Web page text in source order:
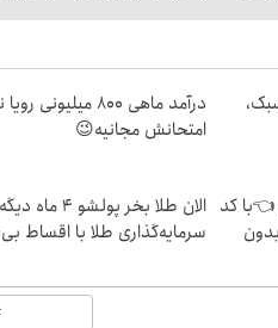
درآمد ماهی 800
امتحانش مجانیه😉
👈با کد
الان طلا بخر پولشو
سرمایه‌گذاری طلا با اقساط